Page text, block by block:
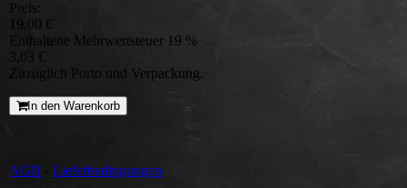
Preis:
19,00 €
Enthaltene Mehrwertsteuer 19 %
3,03 €
Zuzüglich Porto und Verpackung.
In den Warenkorb
AGB Lieferbedingungen